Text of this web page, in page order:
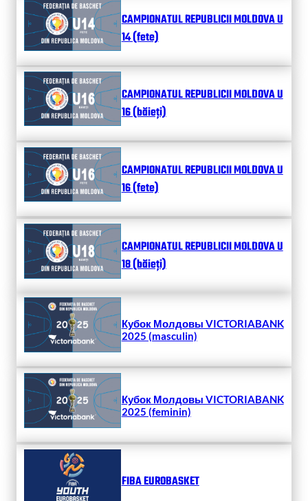
CAMPIONATUL REPUBLICII MOLDOVA U
14 (fete)
CAMPIONATUL REPUBLICII MOLDOVA U
16 (băieți)
CAMPIONATUL REPUBLICII MOLDOVA U
16 (fete)
CAMPIONATUL REPUBLICII MOLDOVA U
18 (băieți)
Кубок Молдовы VICTORIABANK
2025 (masculin)
Кубок Молдовы VICTORIABANK
2025 (feminin)
FIBA EUROBASKET